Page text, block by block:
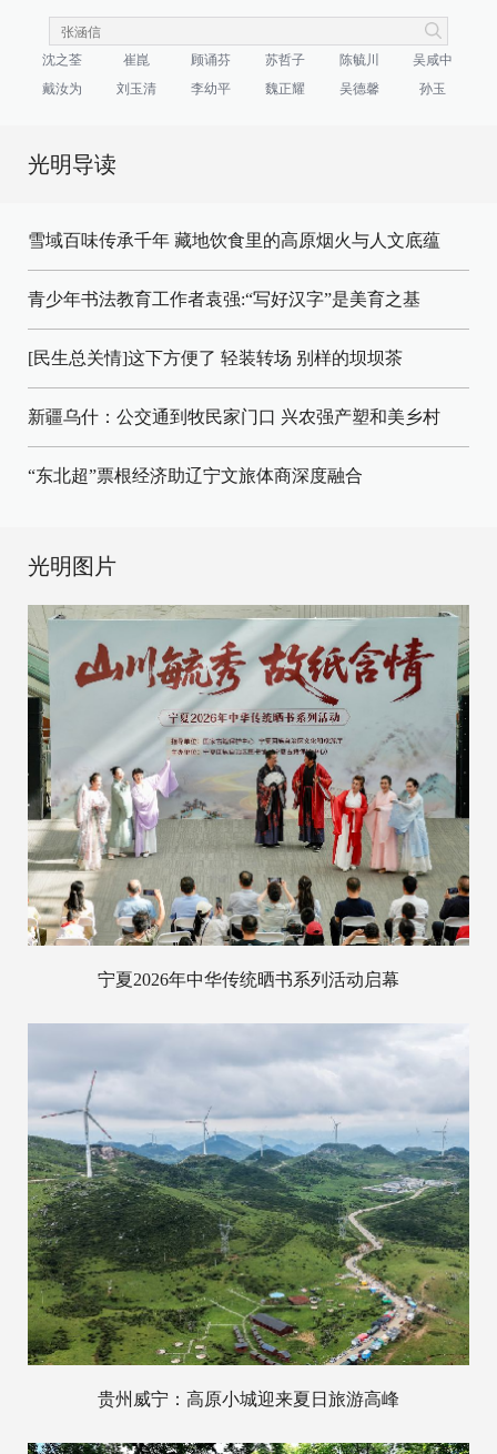
沈之荃 崔崑 顾诵芬 苏哲子 陈毓川
吴咸中
戴汝为
刘玉清 李幼平 魏正耀 吴德馨 孙玉
光明导读
雪域百味传承千年 藏地饮食里的高原烟火与人文底蕴
青少年书法教育工作者袁强:“写好汉字”是美育之基
[民生总关情]这下方便了 轻装转场 别样的坝坝茶
新疆乌什：公交通到牧民家门口 兴农强产塑和美乡村
“东北超”票根经济助辽宁文旅体商深度融合
光明图片
宁夏2026年中华传统晒书系列活动启幕
贵州威宁：高原小城迎来夏日旅游高峰